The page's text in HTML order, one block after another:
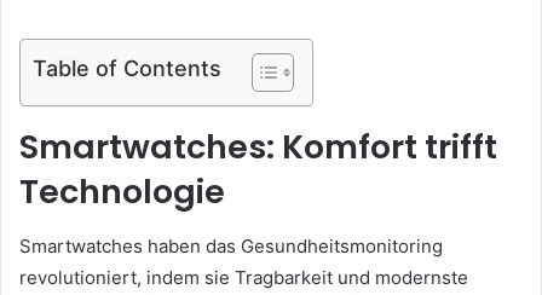
Table of Contents
Smartwatches: Komfort trifft
Technologie
Smartwatches haben das Gesundheitsmonitoring
revolutioniert, indem sie Tragbarkeit und modernste